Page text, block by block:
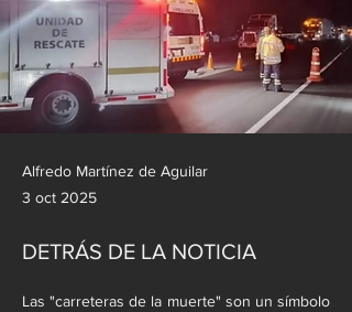
Alfredo Martínez de Aguilar
3 oct 2025
DETRÁS DE LA NOTICIA
Las "carreteras de la muerte" son un símbolo